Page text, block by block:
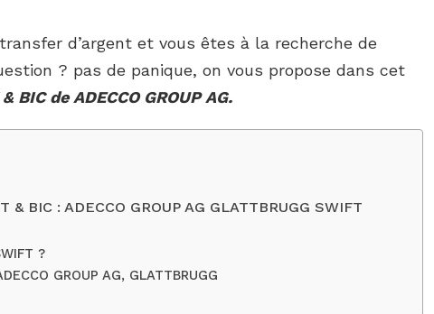
d’argent et vous êtes à la recherche de
? pas de panique, on vous propose dans cet
BIC de ADECCO GROUP AG.
& BIC : ADECCO GROUP AG GLATTBRUGG SWIFT
?
GROUP AG, GLATTBRUGG